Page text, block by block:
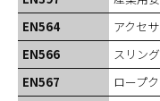
EN564
アクセ
EN566
スリング
EN567
ロープ